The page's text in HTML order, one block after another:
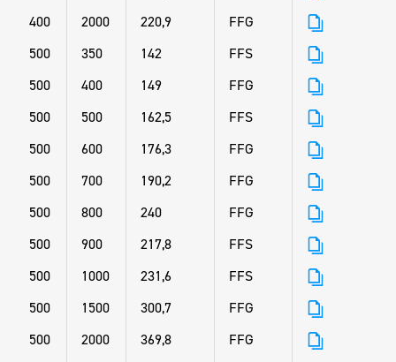
400
2000 220,9
FFG
500
350 142
FFS
500
400 149
FFG
500
500 162,5
FFS
500
600 176,3
FFG
500
700 190,2
FFG
500
800 240
FFG
500
900 217,8
FFS
500
1000 231,6
FFS
500
1500 300,7
FFG
500
2000 369,8
FFG